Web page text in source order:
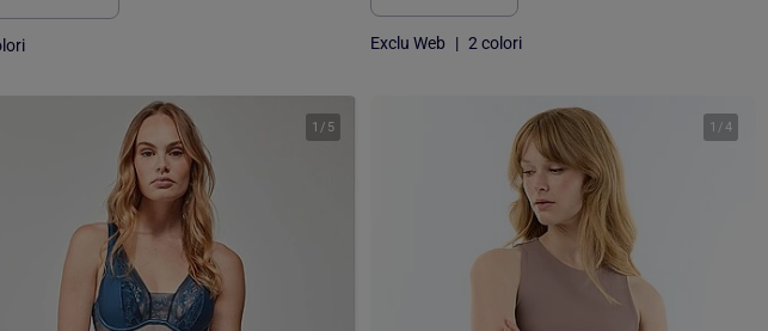
Exclu Web | 2 colori
1 / 5 1 /4